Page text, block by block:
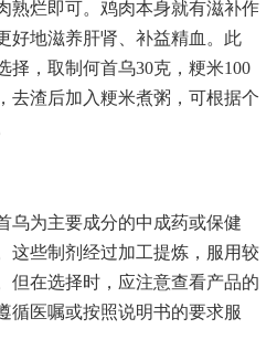
熟烂即可。鸡肉本身就有滋补作
好地滋养肝肾、补益精血。此
择，取制何首乌30克，粳米100
去渣后加入粳米煮粥，可根据个
乌为主要成分的中成药或保健
这些制剂经过加工提炼，服用较
但在选择时，应注意查看产品的
循医嘱或按照说明书的要求服